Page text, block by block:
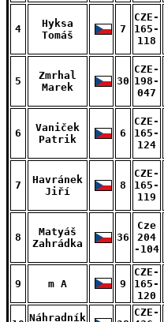
4
Hyksa
Tomáš
7
CZE-
165-
118
5
Zmrhal
Marek
30
CZE-
198-
047
6
Vaniček
Patrik
6
CZE-
165-
124
7
Havránek
Jiří
8
CZE-
165-
119
8
Matyáš
Zahrádka
36
Cze
204
-104
9 m A 9
CZE-
165-
120
Náhradník
CZE-